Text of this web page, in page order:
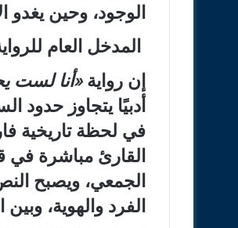
الوجود، وحين يغدو
المدخل العام
إن رواية«أنا لست
أدبيًا يتجاوز حدود
في لحظة تاريخية
القارئ مباشرة في
الجمعي، ويصبح
الفرد والهوية، وبين